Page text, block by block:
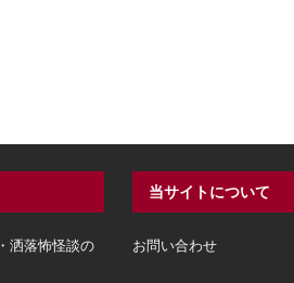
洒落怖怪談の
当サイトについて
お問い合わせ